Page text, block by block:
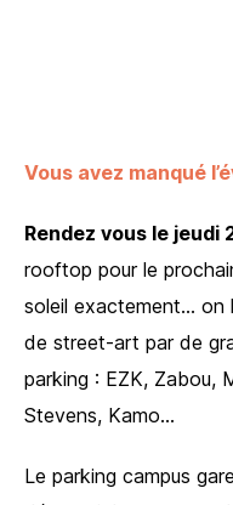
Vous avez manqué
Rendez vous le jeudi
rooftop pour le
soleil exactement… on
de street-art par de
parking : EZK, Zabou,
Stevens, Kamo…
Le parking campus
Vos informations seront utilisées
Envoyer mon